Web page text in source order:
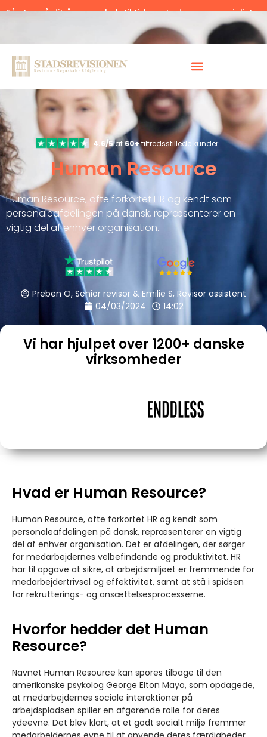
Få styr på dit årsregnskab til tiden – Lad vores specialister
Klik her.
4.6/5af60+tilfredsstillede kunder
Human Resource
Human Resource, ofte forkortet HR og kendt som
personaleafdelingen på dansk, repræsenterer en
vigtig del af enhver organisation.
Preben O, Senior revisor & Emilie S, Revisor assistent
04/03/2024
14:02
Vi har hjulpet over 1200+ danske
virksomheder
Hvad er Human Resource?
Human Resource, ofte forkortet HR og kendt som
personaleafdelingen på dansk, repræsenterer en vigtig
del af enhver organisation. Det er afdelingen, der sørger
for medarbejdernes velbefindende og produktivitet. HR
har til opgave at sikre, at arbejdsmiljøet er fremmende for
medarbejdertrivsel og effektivitet, samt at stå i spidsen
for rekrutterings- og ansættelsesprocesserne.
Hvorfor hedder det Human
Resource?
Navnet Human Resource kan spores tilbage til den
amerikanske psykolog George Elton Mayo, som opdagede,
at medarbejdernes sociale interaktioner på
arbejdspladsen spiller en afgørende rolle for deres
ydeevne. Det blev klart, at et godt socialt miljø fremmer